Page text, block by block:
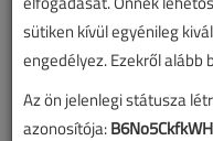
Biztonságosan és
környezettel
sütiken kívül egyénileg
engedélyez. Ezekről alább
Az ön jelenlegi státusza
azonosítója: